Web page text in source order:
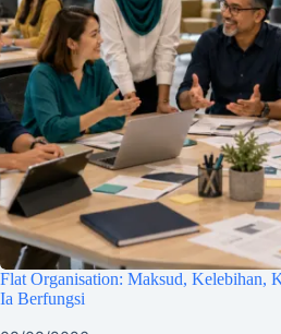
Flat Organisation: Maksud, Kelebihan,
Ia Berfungsi